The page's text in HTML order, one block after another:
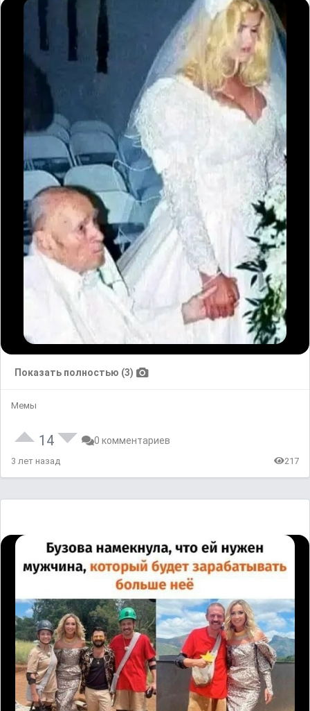
Показать полностью (3)
Мемы
14 0 комментариев
3 лет назад 217